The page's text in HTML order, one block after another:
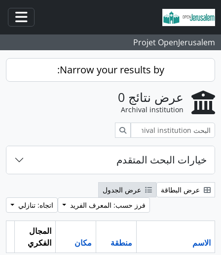
انتقل إلى المحتوى الرئيسي
فتح/
Projet OpenJerusalem
Narrow your results by:
عرض نتائج 0
Archival institution
بحث
خيارات البحث المتقدم
عرض البطاقة
عرض الجدول
فرز حسب: المعرف الفريد
اتجاه: تنازلي
الاسم منطقة مكان
المجال
الفكري